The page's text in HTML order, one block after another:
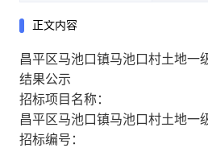
正文内容
昌平区马池口镇马池口村土地一
结果公示
招标项目名称：
昌平区马池口镇马池口村土地一
招标编号：